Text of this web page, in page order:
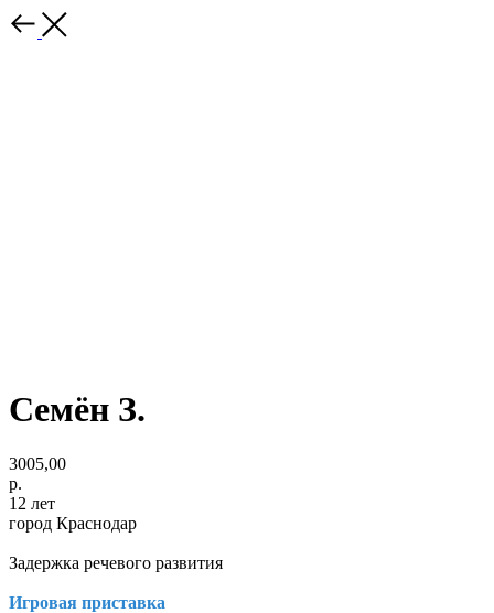
Семён З.
3005,00
р.
12 лет
город Краснодар
Задержка речевого развития
Игровая приставка